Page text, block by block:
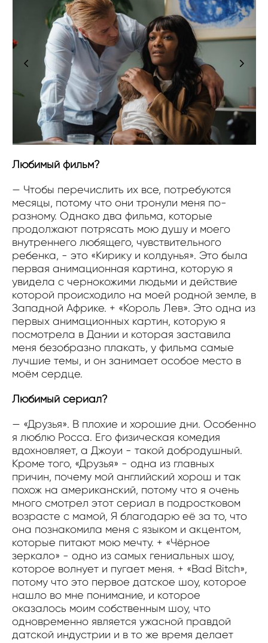
Любимый фильм?
— Чтобы перечислить их все, потребуются
месяцы, потому что они тронули меня по-
разному. Однако два фильма, которые
продолжают потрясать мою душу и моего
внутреннего любящего, чувствительного
ребенка, - это «Кирику и колдунья». Это была
первая анимационная картина, которую я
увидела с чернокожими людьми и действие
которой происходило на моей родной земле, в
Западной Африке. + «Король Лев». Это одна из
первых анимационных картин, которую я
посмотрела в Дании и которая заставила
меня безобразно плакать, у фильма самые
лучшие темы, и он занимает особое место в
моём сердце.
Любимый сериал?
— «Друзья». В плохие и хорошие дни. Особенно
я люблю Росса. Его физическая комедия
вдохновляет, а Джоуи - такой добродушный.
Кроме того, «Друзья» - одна из главных
причин, почему мой английский хорош и так
похож на американский, потому что я очень
много смотрел этот сериал в подростковом
возрасте с мамой, Я благодарю её за то, что
она познакомила меня с языком и акцентом,
которые питают мою мечту. + «Чёрное
зеркало» - одно из самых гениальных шоу,
которое волнует и пугает меня. + «Bad Bitch»,
потому что это первое датское шоу, которое
нашло во мне понимание, и которое
оказалось моим собственным шоу, что
одновременно является ужасной правдой
датской индустрии и в то же время делает